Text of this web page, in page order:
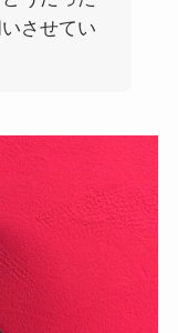
させてい